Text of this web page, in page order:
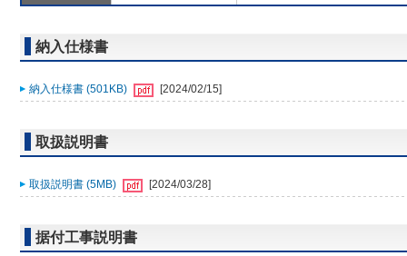
納入仕様書
納入仕様書 (501KB) [2024/02/15]
取扱説明書
取扱説明書 (5MB) [2024/03/28]
据付工事説明書